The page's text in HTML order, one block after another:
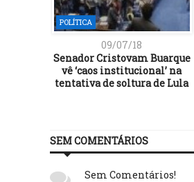
POLÍTICA
09/07/18
Senador Cristovam Buarque
vê ‘caos institucional’ na
tentativa de soltura de Lula
SEM COMENTÁRIOS
Sem Comentários!